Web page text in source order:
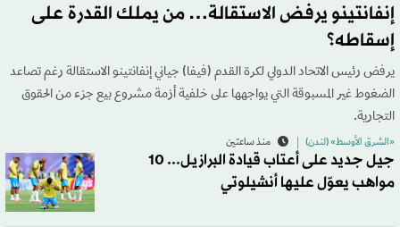
إنفانتينو يرفض الاستقالة… من يملك القدرة على
إسقاطه؟
يرفض رئيس الاتحاد الدولي لكرة القدم (فيفا) جياني إنفانتينو الاستقالة رغم تصاعد
الضغوط غير المسبوقة التي يواجهها على خلفية أزمة مشروع بيع جزء من الحقوق
التجارية.
«الشرق الأوسط» (لندن) منذ ساعتين
جيل جديد على أعتاب قيادة البرازيل... 10
مواهب يعوّل عليها أنشيلوتي